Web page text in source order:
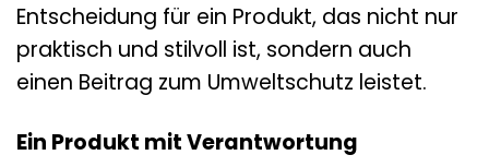
Entscheidung für ein Produkt, das nicht nur
praktisch und stilvoll ist, sondern auch
einen Beitrag zum Umweltschutz leistet.
Ein Produkt mit Verantwortung